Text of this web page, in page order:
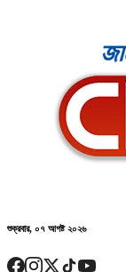
শুক্রবার, ০৭ আগষ্ট ২০২৬